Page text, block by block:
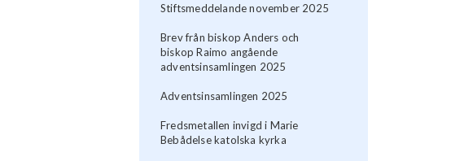
Stiftsmeddelande november 2025
Brev från biskop Anders och
biskop Raimo angående
adventsinsamlingen 2025
Adventsinsamlingen 2025
Fredsmetallen invigd i Marie
Bebådelse katolska kyrka